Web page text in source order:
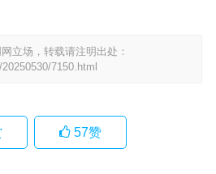
立场，转载请注明出处：
7150.html
57赞